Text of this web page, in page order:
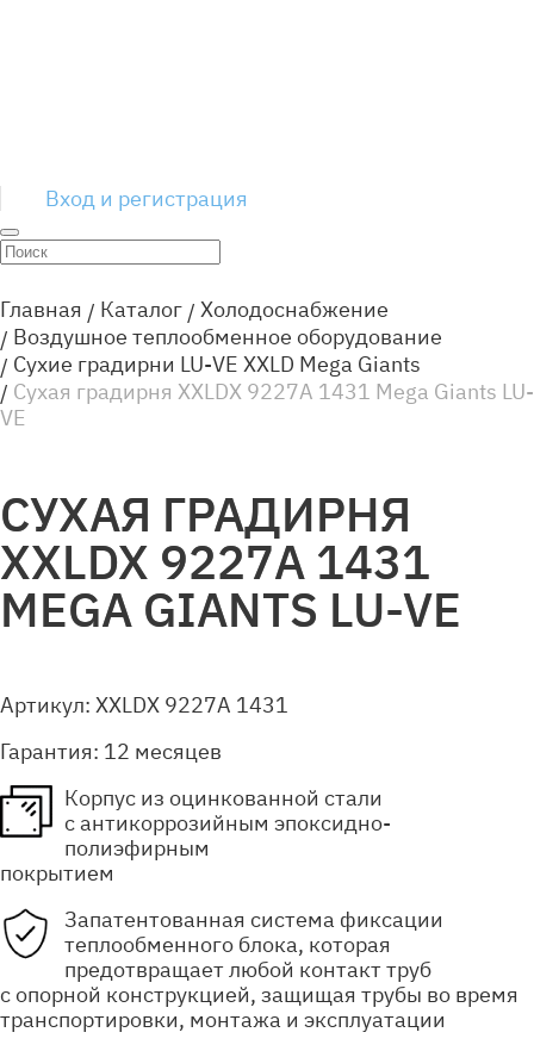
Вход и регистрация
Главная Каталог
Холодоснабжение
Воздушное теплообменное оборудование
Сухие градирни LU-VE XXLD Mega Giants
Сухая градирня XXLDX 9227A 1431 Mega Giants LU-
VE
СУХАЯ ГРАДИРНЯ
XXLDX 9227A 1431
MEGA GIANTS LU-VE
Артикул: XXLDX 9227A 1431
Гарантия: 12 месяцев
Корпус из оцинкованной стали
с антикоррозийным эпоксидно-
полиэфирным
покрытием
Запатентованная система фиксации
теплообменного блока, которая
предотвращает любой контакт труб
с опорной конструкцией, защищая трубы во время
транспортировки, монтажа и эксплуатации